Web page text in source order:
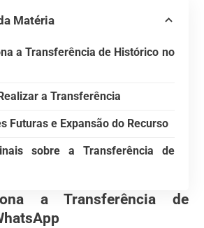
Matéria
a Transferência de Histórico no
a Transferência
Futuras e Expansão do Recurso
sobre a Transferência de
a Transferência de